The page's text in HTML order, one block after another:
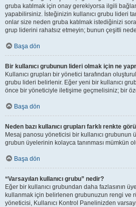
gruba katılmak için onay gerekiyorsa ilgili
yapabilirsiniz. İsteğinizin kullanıcı grubu lideri
onlar size neden gruba katılmak istediğinizi
grup liderini rahatsız etmeyin; bunun çeşitli
Başa dön
Bir kullanıcı grubunun lideri olmak için ne
Kullanıcı grupları bir yönetici tarafından
grubu lideri belirlenir. Eğer yeni bir kullanıcı
önce bir yöneticiyle iletişime geçmelisiniz; bir
Başa dön
Neden bazı kullanıcı grupları farklı renkte
Mesaj panosu yöneticisi bir kullanıcı grubunun
grubun üyelerinin kolayca tanınması mümkün
Başa dön
“Varsayılan kullanıcı grubu” nedir?
Eğer bir kullanıcı grubundan daha fazlasının
kullanmak için belirlenen grubunuzun rengi ve
yöneticisi, Kullanıcı Kontrol Panelinizden